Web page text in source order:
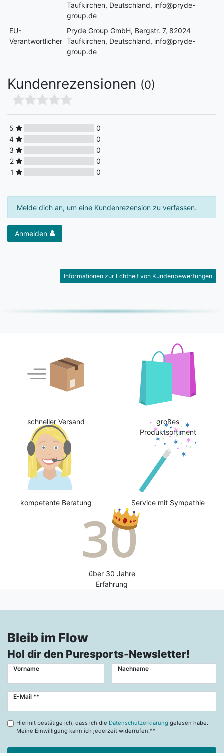
Taufkirchen, Deutschland, info@pryde-
group.de
EU-
Verantwortlicher
Pryde Group GmbH, Bergstr. 7, 82024
Taufkirchen, Deutschland, info@pryde-
group.de
Kundenrezensionen (0)
5
0
4
0
3
0
2
0
1
0
Melde dich an, um eine Kundenrezension zu verfassen.
Anmelden
Informationen zur Echtheit von Kundenbewertungen
schneller Versand
großes
Produktsortiment
kompetente Beratung Service mit Sympathie
über 30 Jahre
Erfahrung
Bleib im Flow
Hol dir den Puresports-Newsletter!
Vorname Nachname
E-Mail **
Newsletter
Hiermit bestätige ich, dass ich die Datenschutzerklärung gelesen habe.
Meine Einwilligung kann ich jederzeit widerrufen.**